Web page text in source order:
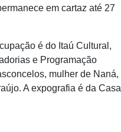
em cartaz até 27
é do Itaú Cultural,
e Programação
mulher de Naná,
A expografia é da Casa